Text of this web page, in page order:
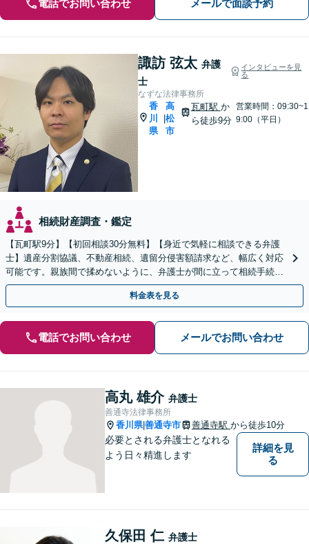
電話でお問い合わせ メールで面談予約
諏訪 弦太 弁護
士
インタビューを見
る
なずな法律事務所
香
川
県
高
松
市
瓦町駅 か
ら徒歩9分
営業時間：09:30~1
9:00（平日）
相続財産調査・鑑定
【瓦町駅9分】【初回相談30分無料】【身近で気軽に相談できる弁護
士】遺産分割協議、不動産相続、遺留分侵害額請求など、幅広く対応
可能です。親族間で揉めないように、弁護士が間に立って相続手続き
をサポートします。【電話相談可】【休日・夜間対応】
料金表を見る
電話でお問い合わせ メールでお問い合わせ
高丸 雄介 弁護士
善通寺法律事務所
香川県|善通寺市 善通寺駅 から徒歩10分
必要とされる弁護士となれる
よう日々精進します
詳細を見
る
久保田 仁 弁護士